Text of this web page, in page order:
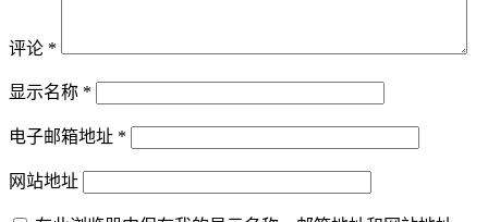
评论 *
显示名称 *
电子邮箱地址 *
网站地址